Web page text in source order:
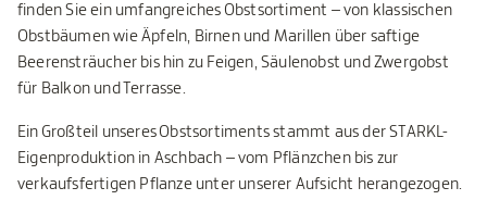
finden Sie ein umfangreiches Obstsortiment – von klassischen
Obstbäumen wie Äpfeln, Birnen und Marillen über saftige
Beerensträucher bis hin zu Feigen, Säulenobst und Zwergobst
für Balkon und Terrasse.
Ein Großteil unseres Obstsortiments stammt aus der STARKL-
Eigenproduktion in Aschbach – vom Pflänzchen bis zur
verkaufsfertigen Pflanze unter unserer Aufsicht herangezogen.